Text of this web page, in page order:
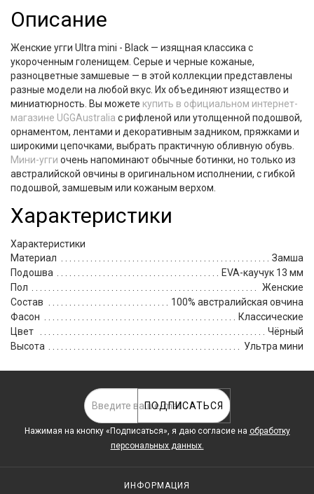
Описание
Женские угги Ultra mini - Black — изящная классика с
укороченным голенищем. Серые и черные кожаные,
разноцветные замшевые — в этой коллекции представлены
разные модели на любой вкус. Их объединяют изящество и
миниатюрность. Вы можете купить в официальном интернет-
магазине UGGAustralia с рифленой или утолщенной подошвой,
орнаментом, лентами и декоративным задником, пряжками и
широкими цепочками, выбрать практичную обливную обувь.
Мини-угги очень напоминают обычные ботинки, но только из
австралийской овчины в оригинальном исполнении, с гибкой
подошвой, замшевым или кожаным верхом.
Характеристики
Характеристики
Материал
Замша
Подошва
EVA-каучук 13 мм
Пол
Женские
Состав
100% австралийская овчина
Фасон
Классические
Цвет
Чёрный
Высота
Ультра мини
ПОДПИСАТЬСЯ
Нажимая на кнопку «Подписаться», я даю cогласие на обработку
персональных данных.
ИНФОРМАЦИЯ